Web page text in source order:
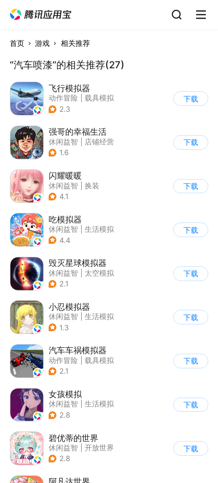
首页 游戏 相关推荐
“汽车喷漆”的相关推荐(27)
飞行模拟器
动作冒险
载具模拟
| 飞机
2.3
下载
强哥的幸福生活
休闲益智
店铺经营
| 卡通
1.6
下载
闪耀暖暖
休闲益智
换装
| 美少女
4.1
下载
吃模拟器
休闲益智
生活模拟
| 美食
4.4
下载
毁灭星球模拟器
休闲益智
太空模拟
| 太空
2.1
下载
小忍模拟器
休闲益智
生活模拟
| 恋爱
1.3
下载
汽车车祸模拟器
动作冒险
载具模拟
| 汽车
2.1
下载
女孩模拟
休闲益智
生活模拟
| 校园
2.8
下载
碧优蒂的世界
休闲益智
开放世界
| Q版
2.8
下载